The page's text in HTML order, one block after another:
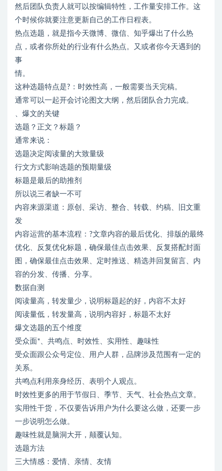
然后团队负责人就可以按编辑特性，工作量安排工作。这
个时候你就要注意更新自己的工作日程表。
热点选题，就是指今天微博、微信、知乎爆出了什么热
点，或者你所处的行业有什么热点。又或者你今天遇到的
事
情。
这种选题特点是?：时效性高，一般需要当天完稿。
通常可以一起开会讨论图文大纲，然后团队合力完成。
、爆文的关键
选题？正文？标题？
通常来说：
选题决定阅读量的大致量级
行文方式影响选题的预期量级
标题是最后的助推剂
所以说三者缺一不可
内容来源渠道：原创、采访、整合、转载、约稿、旧文重
发
内容运营的基本流程：?文章内容的最后优化、排版的最终
优化、反复优化标题，确保最佳点击效果、反复搭配封面
图，确保最佳点击效果、定时推送、精选并回复留言、内
容的分发、传播、分享。
数据自测
阅读量高，转发量少，说明标题起的好，内容不太好
阅读量低，转发量高，说明内容好，标题不太好
爆文选题的五个维度
受众面*、共鸣点、时效性、实用性、趣味性
受众面跟公众号定位、用户人群，品牌涉及范围有一定的
关系。
共鸣点利用亲身经历、表明个人观点。
时效性更多的用于节假日、季节、天气、社会热点文章。
实用性干货，不仅要告诉用户为什么要这么做，还要一步
一步说明怎么做。
趣味性就是脑洞大开，颠覆认知。
选题方法
三大情感：爱情、亲情、友情